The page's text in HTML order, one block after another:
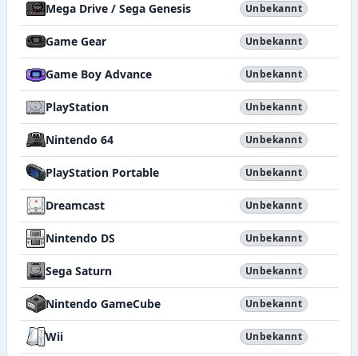
Mega Drive / Sega Genesis Unbekannt
Game Gear Unbekannt
Game Boy Advance Unbekannt
PlayStation Unbekannt
Nintendo 64 Unbekannt
PlayStation Portable Unbekannt
Dreamcast Unbekannt
Nintendo DS Unbekannt
Sega Saturn Unbekannt
Nintendo GameCube Unbekannt
Wii Unbekannt